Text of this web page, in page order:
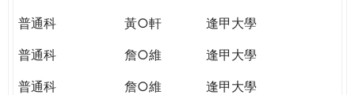
普通科
黃○軒
逢甲大學
普通科
詹○維
逢甲大學
普通科
詹○維
逢甲大學